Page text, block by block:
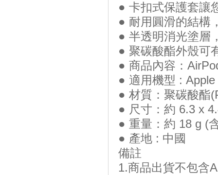
● 卡扣式保護套讓
● 耐用圓滑的結構
● 半透明消光塗層
● 聚碳酸酯外殼可
● 商品內容：
● 適用機型 :
● 材質：聚碳酸酯
● 尺寸：約 6.3 x
● 重量：約 18 g (
● 產地 : 中國
備註
1.商品出貨不包含